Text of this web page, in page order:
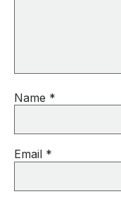
Name *
Email *